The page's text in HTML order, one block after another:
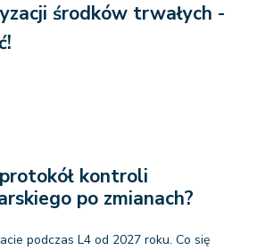
środków trwałych -
kontroli
po zmianach?
podczas L4 od 2027 roku. Co się